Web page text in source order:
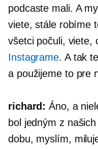
podcaste mali. A
viete, stále robíme
všetci počuli, viete,
Instagrame. A tak
a použijeme to pre
richard: Áno, a
bol jedným z
dobu, myslím,